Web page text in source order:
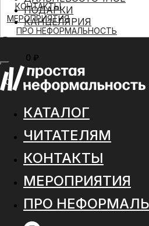
КОНТАКТЫ
МЕРОПРИЯТИЯ
ПРО НЕФОРМАЛЬНОСТЬ
0 ₽
МЕНЮ
0
ПОДАРКИ
КАНЦЕЛЯРИЯ
КАТАЛОГ
ЧИТАТЕЛЯМ
КОНТАКТЫ
МЕРОПРИЯТИЯ
ПРО